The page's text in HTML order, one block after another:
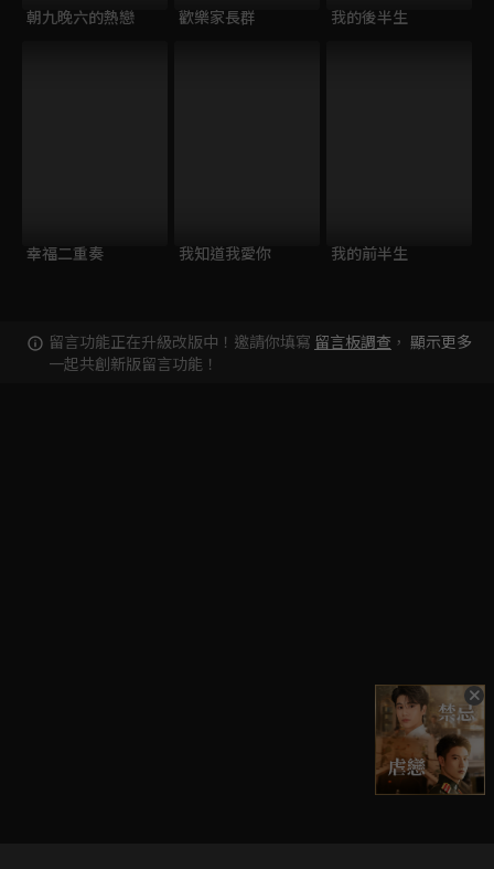
朝九晚六的熱戀 歡樂家長群 我的後半生
幸福二重奏 我知道我愛你 我的前半生
留言功能正在升級改版中！邀請你填寫 留言板調查 ，
一起共創新版留言功能！
顯示更多